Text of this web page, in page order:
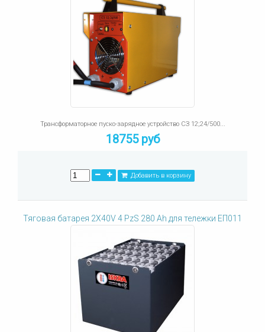
Трансформаторное пуско-зарядное устройство СЗ 12;24/500...
18755 руб
Добавить в корзину
Тяговая батарея 2X40V 4 PzS 280 Ah для тележки ЕП011